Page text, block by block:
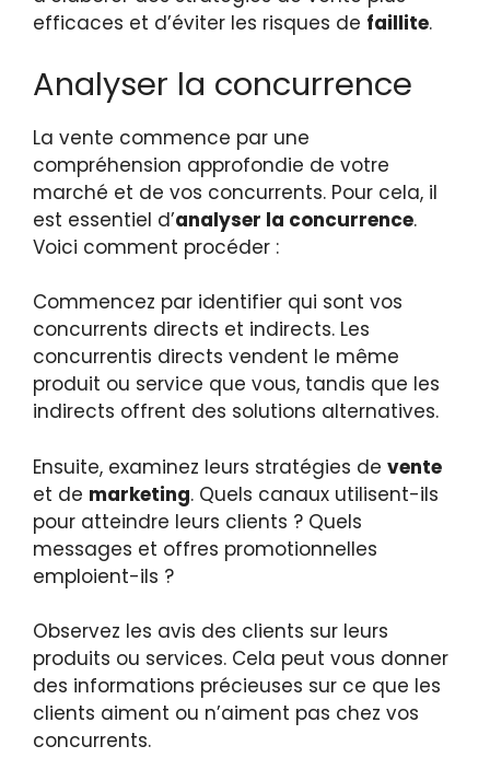
efficaces et d’éviter les risques de faillite.
Analyser la concurrence
La vente commence par une
compréhension approfondie de votre
marché et de vos concurrents. Pour cela, il
est essentiel d’analyser la concurrence.
Voici comment procéder :
Commencez par identifier qui sont vos
concurrents directs et indirects. Les
concurrentis directs vendent le même
produit ou service que vous, tandis que les
indirects offrent des solutions alternatives.
Ensuite, examinez leurs stratégies de vente
et de marketing. Quels canaux utilisent-ils
pour atteindre leurs clients ? Quels
messages et offres promotionnelles
emploient-ils ?
Observez les avis des clients sur leurs
produits ou services. Cela peut vous donner
des informations précieuses sur ce que les
clients aiment ou n’aiment pas chez vos
concurrents.